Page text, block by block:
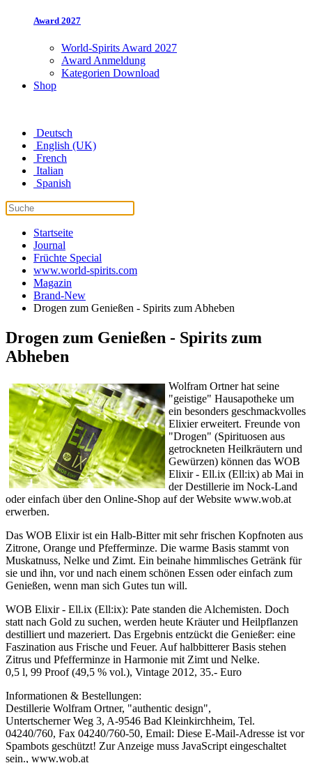
Award 2027
World-Spirits Award 2027
Award Anmeldung
Kategorien Download
Shop
Deutsch
English (UK)
French
Italian
Spanish
Startseite
Journal
Früchte Special
www.world-spirits.com
Magazin
Brand-New
Drogen zum Genießen - Spirits zum Abheben
Drogen zum Genießen - Spirits zum
Abheben
Wolfram Ortner hat seine
"geistige" Hausapotheke um
ein besonders geschmackvolles
Elixier erweitert. Freunde von
"Drogen" (Spirituosen aus
getrockneten Heilkräutern und
Gewürzen) können das WOB
Elixir - Ell.ix (Ell:ix) ab Mai in
der Destillerie im Nock-Land
oder einfach über den Online-Shop auf der Website www.wob.at
erwerben.
Das WOB Elixir ist ein Halb-Bitter mit sehr frischen Kopfnoten aus
Zitrone, Orange und Pfefferminze. Die warme Basis stammt von
Muskatnuss, Nelke und Zimt. Ein beinahe himmlisches Getränk für
sie und ihn, vor und nach einem schönen Essen oder einfach zum
Genießen, wenn man sich Gutes tun will.
WOB Elixir - Ell.ix (Ell:ix): Pate standen die Alchemisten. Doch
statt nach Gold zu suchen, werden heute Kräuter und Heilpflanzen
destilliert und mazeriert. Das Ergebnis entzückt die Genießer: eine
Faszination aus Frische und Feuer. Auf halbbitterer Basis stehen
Zitrus und Pfefferminze in Harmonie mit Zimt und Nelke.
0,5 l, 99 Proof (49,5 % vol.), Vintage 2012, 35.- Euro
Informationen & Bestellungen:
Destillerie Wolfram Ortner, "authentic design",
Untertscherner Weg 3, A-9546 Bad Kleinkirchheim, Tel.
04240/760, Fax 04240/760-50, Email: Diese E-Mail-Adresse ist vor
Spambots geschützt! Zur Anzeige muss JavaScript eingeschaltet
sein., www.wob.at